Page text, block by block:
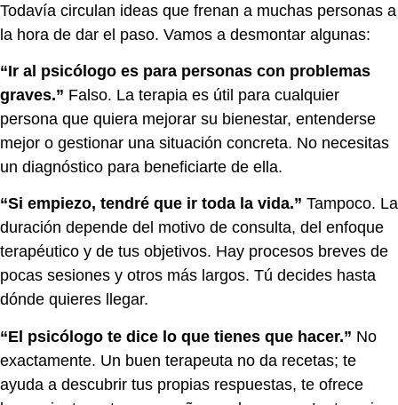
Todavía circulan ideas que frenan a muchas personas a
la hora de dar el paso. Vamos a desmontar algunas:
“Ir al psicólogo es para personas con problemas
graves.” Falso. La terapia es útil para cualquier
persona que quiera mejorar su bienestar, entenderse
mejor o gestionar una situación concreta. No necesitas
un diagnóstico para beneficiarte de ella.
“Si empiezo, tendré que ir toda la vida.” Tampoco. La
duración depende del motivo de consulta, del enfoque
terapéutico y de tus objetivos. Hay procesos breves de
pocas sesiones y otros más largos. Tú decides hasta
dónde quieres llegar.
“El psicólogo te dice lo que tienes que hacer.” No
exactamente. Un buen terapeuta no da recetas; te
ayuda a descubrir tus propias respuestas, te ofrece